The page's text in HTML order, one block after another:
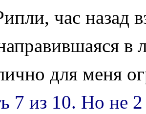
час назад
в
для меня
7 из 10. Но не